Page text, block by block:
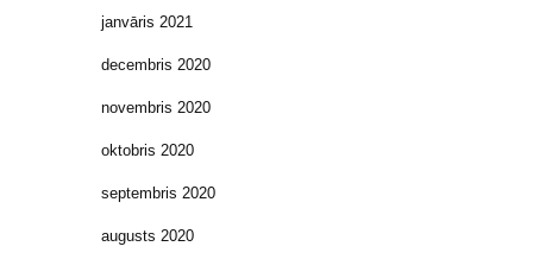
janvāris 2021
decembris 2020
novembris 2020
oktobris 2020
septembris 2020
augusts 2020